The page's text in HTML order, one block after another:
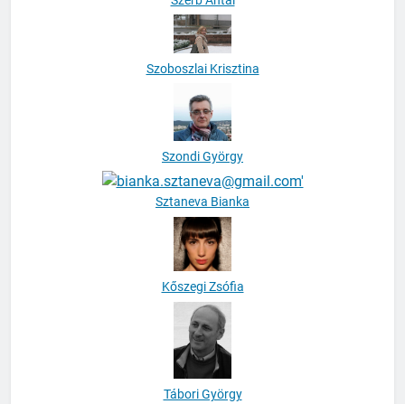
Szoboszlai Krisztina
Szondi György
Sztaneva Bianka
Kőszegi Zsófia
Tábori György